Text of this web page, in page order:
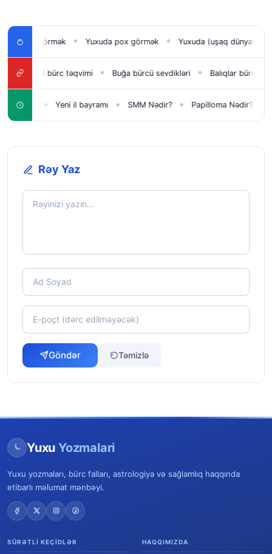
uşağı görmək ◆ Yuxuda pox görmək ◆ Yuxuda (uşaq dünyaya
Yeni bürc təqvimi ◆ Buğa bürcü sevdikləri ◆ Balıqlar bürcü
üçün Yeni il bayramı ◆ SMM Nədir? ◆ Papilloma Nədir? ◆
Rəy Yaz
Göndər Təmizlə
Yuxu Yozmalari
Yuxu yozmaları, bürc falları, astrologiya və sağlamlıq haqqında
etibarlı məlumat mənbəyi.
SÜRƏTLI KEÇIDLƏR HAQQIMIZDA